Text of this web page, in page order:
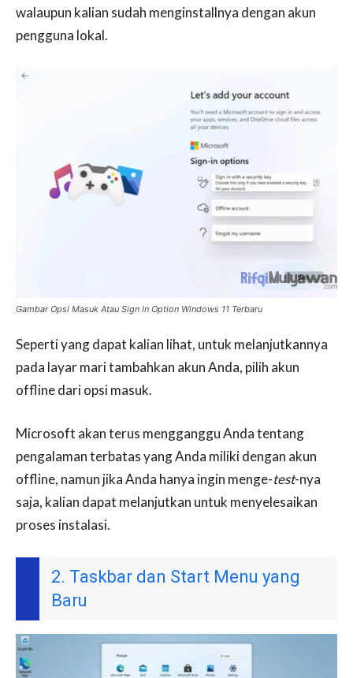
walaupun kalian sudah menginstallnya dengan akun
pengguna lokal.
Gambar Opsi Masuk Atau Sign In Option Windows 11 Terbaru
Seperti yang dapat kalian lihat, untuk melanjutkannya
pada layar mari tambahkan akun Anda, pilih akun
offline dari opsi masuk.
Microsoft akan terus mengganggu Anda tentang
pengalaman terbatas yang Anda miliki dengan akun
offline, namun jika Anda hanya ingin menge-test-nya
saja, kalian dapat melanjutkan untuk menyelesaikan
proses instalasi.
2. Taskbar dan Start Menu yang
Baru